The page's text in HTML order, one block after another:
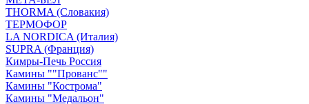
THORMA (Словакия)
ТЕРМОФОР
LA NORDICA (Италия)
SUPRA (Франция)
Кимры-Печь Россия
Камины ""Прованс""
Камины "Кострома"
Камины "Медальон"